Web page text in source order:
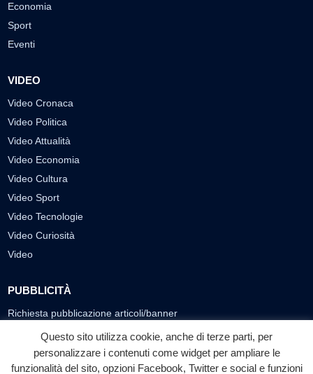
Economia
Sport
Eventi
VIDEO
Video Cronaca
Video Politica
Video Attualità
Video Economia
Video Cultura
Video Sport
Video Tecnologie
Video Curiosità
Video
PUBBLICITÀ
Richiesta pubblicazione articoli/banner
SEGUICI SUI SOCIAL
Questo sito utilizza cookie, anche di terze parti, per
personalizzare i contenuti come widget per ampliare le
funzionalità del sito, opzioni Facebook, Twitter e social e funzioni